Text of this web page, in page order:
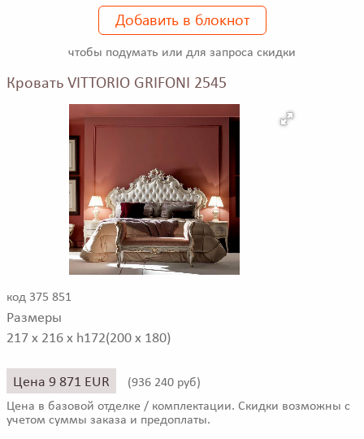
Добавить в блокнот
чтобы подумать или для запроса скидки
Кровать VITTORIO GRIFONI 2545
код 375 851
Размеры
217 x 216 x h172(200 x 180)
Цена 9 871 EUR (936 240 руб)
Цена в базовой отделке / комплектации. Скидки возможны с
учетом суммы заказа и предоплаты.